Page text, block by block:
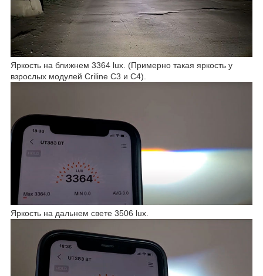
Яркость на ближнем 3364 lux. (Примерно такая яркость у
взрослых модулей Criline C3 и С4).
Яркость на дальнем свете 3506 lux.